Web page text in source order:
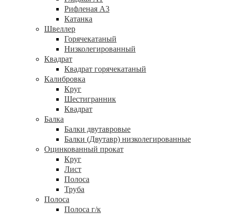
Рифленая А3
Катанка
Швеллер
Горячекатаный
Низколегированный
Квадрат
Квадрат горячекатаный
Калибровка
Круг
Шестигранник
Квадрат
Балка
Балки двутавровые
Балки (Двутавр) низколегированные
Оцинкованный прокат
Круг
Лист
Полоса
Труба
Полоса
Полоса г/к